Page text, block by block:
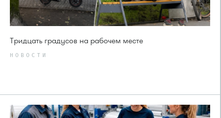
Тридцать градусов на рабочем месте
НОВОСТИ